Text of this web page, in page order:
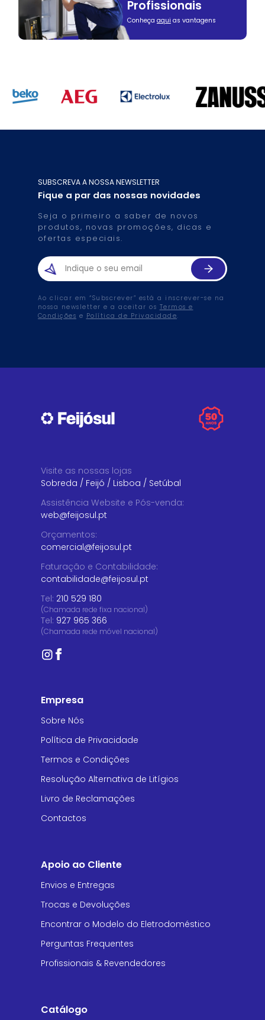
Profissionais
Conheça aqui as vantagens
SUBSCREVA A NOSSA NEWSLETTER
Fique a par das nossas novidades
Seja o primeiro a saber de novos
produtos, novas promoções, dicas e
ofertas especiais.
Ao clicar em “Subscrever” está a inscrever-se na
nossa newsletter e a aceitar os Termos e
Condições e Política de Privacidade.
Visite as nossas lojas
Sobreda / Feijó / Lisboa / Setúbal
Assistência Website e Pós-venda:
web@feijosul.pt
Orçamentos:
comercial@feijosul.pt
Faturação e Contabilidade:
contabilidade@feijosul.pt
Tel: 210 529 180
(Chamada rede fixa nacional)
Tel: 927 965 366
(Chamada rede móvel nacional)
Empresa
Sobre Nós
Política de Privacidade
Termos e Condições
Resolução Alternativa de Litígios
Livro de Reclamações
Contactos
Apoio ao Cliente
Envios e Entregas
Trocas e Devoluções
Encontrar o Modelo do Eletrodoméstico
Perguntas Frequentes
Profissionais & Revendedores
Catálogo